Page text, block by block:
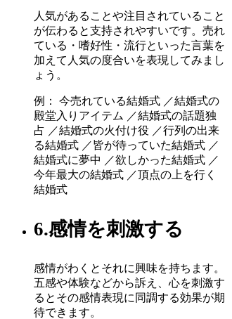
人気があることや注目されていること
が伝わると支持されやすいです。売れ
ている・嗜好性・流行といった言葉を
加えて人気の度合いを表現してみまし
ょう。
例： 今売れている結婚式 ／結婚式の
殿堂入りアイテム ／結婚式の話題独
占 ／結婚式の火付け役 ／行列の出来
る結婚式 ／皆が待っていた結婚式 ／
結婚式に夢中 ／欲しかった結婚式 ／
今年最大の結婚式 ／頂点の上を行く
結婚式
6.感情を刺激する
感情がわくとそれに興味を持ちます。
五感や体験などから訴え、心を刺激す
るとその感情表現に同調する効果が期
待できます。